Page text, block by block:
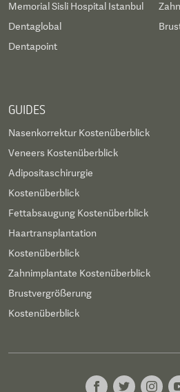
Memorial Sisli Hospital Istanbul
Dentaglobal
Dentapoint
GUIDES
Nasenkorrektur Kostenüberblick
Veneers Kostenüberblick
Adipositaschirurgie
Kostenüberblick
Fettabsaugung Kostenüberblick
Haartransplantation
Kostenüberblick
Zahnimplantate Kostenüberblick
Brustvergrößerung
Kostenüberblick